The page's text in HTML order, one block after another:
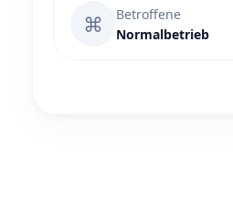
⌘
Betroffene
Normalbetrieb